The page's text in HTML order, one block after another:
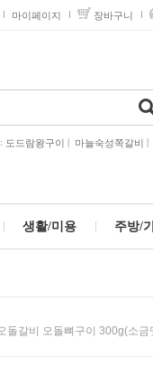
마이페이지 장바구니
도드람왕구이 | 마늘숙성쪽갈비 |
생활/미용 주방/
돌갈비 오돌뼈구이 300g(소금